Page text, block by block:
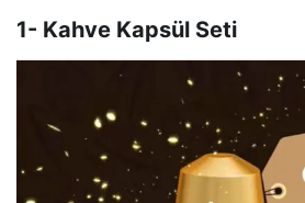
1- Kahve Kapsül Seti